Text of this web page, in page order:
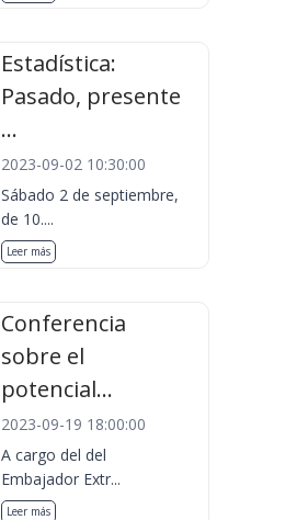
Estadística:
Pasado, presente
...
2023-09-02 10:30:00
Sábado 2 de septiembre,
de 10....
Leer más
Conferencia
sobre el
potencial...
2023-09-19 18:00:00
A cargo del del
Embajador Extr...
Leer más